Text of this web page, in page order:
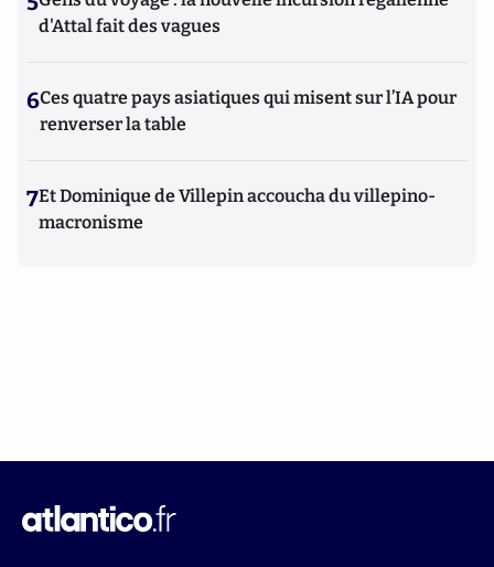
d'Attal fait des vagues
6Ces quatre pays asiatiques qui misent sur l’IA pour
renverser la table
7Et Dominique de Villepin accoucha du villepino-
macronisme